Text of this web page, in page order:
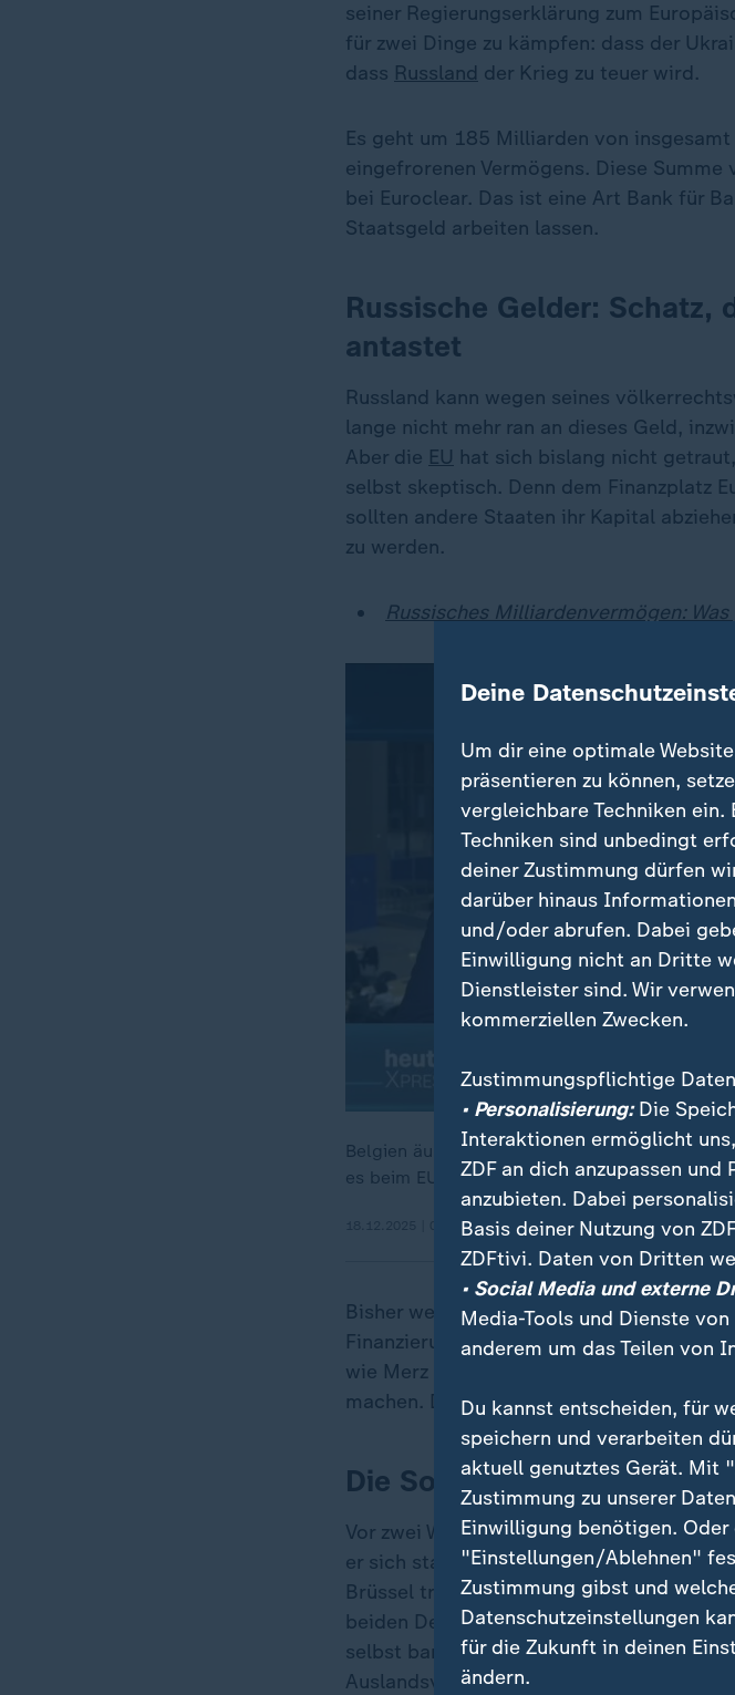
seiner Regierungserklärung zum
für zwei Dinge zu kämpfen: dass der
dass Russland der Krieg zu teuer wird.
Es geht um 185 Milliarden von
eingefrorenen Vermögens. Diese
bei Euroclear. Das ist eine Art Bank für
Staatsgeld arbeiten lassen.
Russische Gelder: Schatz,
antastet
Russland kann wegen seines
lange nicht mehr ran an dieses Geld,
Aber die EU hat sich bislang nicht
selbst skeptisch. Denn dem Finanzplatz
sollten andere Staaten ihr Kapital
zu werden.
Russisches Milliardenvermögen:
Belgien äußert Bedenken bei der Nutzung
es beim EU-Gipfel zu einer Einigung kommen
18.12.2025 | 0:59 min
Bisher werden von den "frozen assets"
Finanzierung der von Russland
wie Merz sagt. Doch längst will der
machen. Doch es gibt Widerstand von
Die Sorgen Belgiens
Vor zwei Wochen hat der Kanzler
er sich stattdessen mit Belgiens
Brüssel traf. Nur EU-
beiden Deutschen wollten De Wever die
selbst bankrottgehen würde, wenn er der
Auslandsvermögen zu heben.
Deine
Um dir eine optimale
präsentieren zu können,
vergleichbare Techniken ein.
Techniken sind unbedingt
deiner Zustimmung dürfen
darüber hinaus
und/oder abrufen. Dabei
Einwilligung nicht an Dritte
Dienstleister sind. Wir
kommerziellen Zwecken.
Zustimmungspflichtige
• Personalisierung:Die
Interaktionen ermöglicht
ZDF an dich anzupassen
anzubieten. Dabei
Basis deiner Nutzung von
ZDFtivi. Daten von Dritten
• Social Media und externe
Media-Tools und Dienste
anderem um das Teilen von
Du kannst entscheiden, für
speichern und verarbeiten
aktuell genutztes Gerät. Mit
Zustimmung zu unserer
Einwilligung benötigen.
"Einstellungen/Ablehnen"
Zustimmung gibst und
Datenschutzeinstellungen
für die Zukunft in deinen
ändern.